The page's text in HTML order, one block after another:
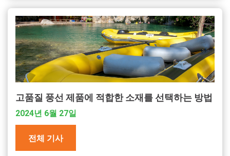
고품질 풍선 제품에 적합한 소재를 선택하는 방법
2024년 6월 27일
전체 기사